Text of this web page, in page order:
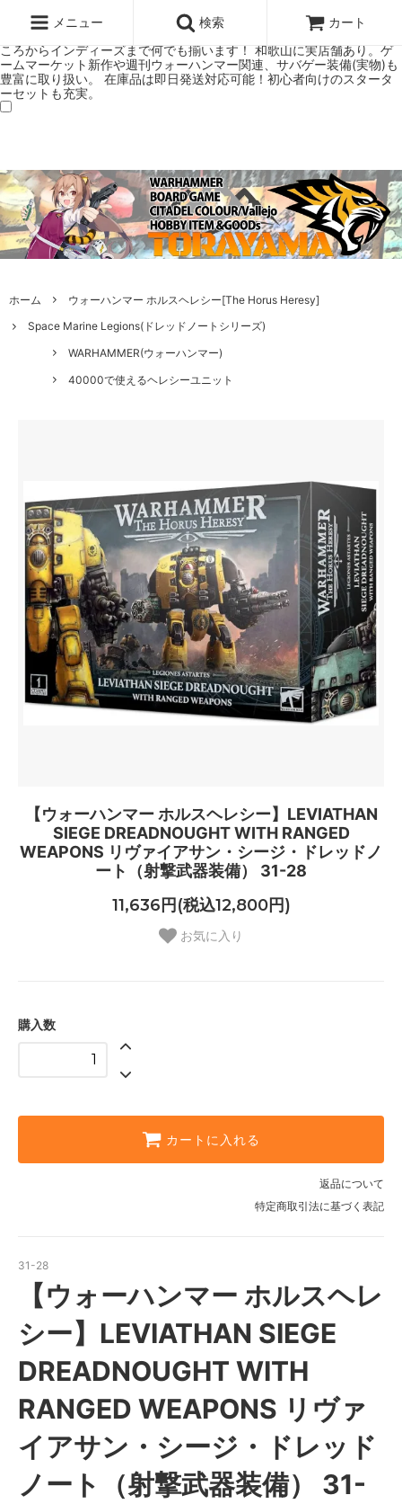
ミアムショップTORAYAMA。通販・オンラインショップです！ ウォー
ハンマーとボードゲームのことなら当店へ！ボードゲームもメジャーど
ころからインディーズまで何でも揃います！ 和歌山に実店舗あり。ゲ
ームマーケット新作や週刊ウォーハンマー関連、サバゲー装備(実物)も
豊富に取り扱い。 在庫品は即日発送対応可能！初心者向けのスタータ
ーセットも充実。
メニュー 検索 カート
ホーム
ウォーハンマー ホルスヘレシー[The Horus Heresy]
Space Marine Legions(ドレッドノートシリーズ)
WARHAMMER(ウォーハンマー)
40000で使えるヘレシーユニット
【ウォーハンマー ホルスヘレシー】LEVIATHAN
SIEGE DREADNOUGHT WITH RANGED
WEAPONS リヴァイアサン・シージ・ドレッドノ
ート（射撃武器装備） 31-28
11,636円(税込12,800円)
お気に入り
購入数
カートに入れる
返品について
特定商取引法に基づく表記
31-28
【ウォーハンマー ホルスヘレ
シー】LEVIATHAN SIEGE
DREADNOUGHT WITH
RANGED WEAPONS リヴァ
イアサン・シージ・ドレッド
ノート（射撃武器装備） 31-